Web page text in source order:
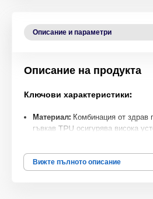
Описание и параметри
Описание на продукта
Ключови характеристики:
Материал: Комбинация от здрав
гъвкав TPU осигурява висока
MagSafe съвместимост:
с неодимови магнити за силно и
Вижте пълното описание